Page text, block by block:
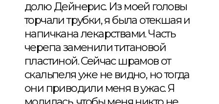
долю Дейнерис. Из моей головы
торчали трубки, я была отекшая и
напичкана лекарствами. Часть
черепа заменили титановой
пластиной. Сейчас шрамов от
скальпеля уже не видно, но тогда
они приводили меня в ужас. Я